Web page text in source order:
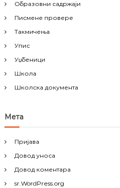
Образовни садржаји
Писмене провере
Такмичења
Упис
Уџбеници
Школа
Школска документа
Мета
Пријава
Довод уноса
Довод коментара
sr.WordPress.org